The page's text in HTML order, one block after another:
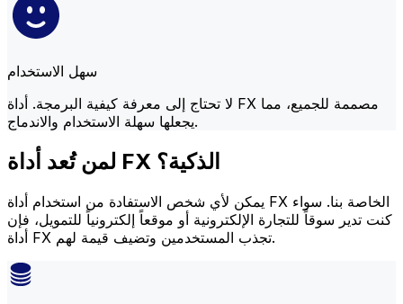
سهل الاستخدام
لا تحتاج إلى معرفة كيفية البرمجة. أداة FX مصممة للجميع، مما
يجعلها سهلة الاستخدام والاندماج.
لمن تُعد أداة FX الذكية؟
يمكن لأي شخص الاستفادة من استخدام أداة FX الخاصة بنا. سواء
كنت تدير سوقاً للتجارة الإلكترونية أو موقعاً إلكترونياً للتمويل، فإن
أداة FX تجذب المستخدمين وتضيف قيمة لهم.